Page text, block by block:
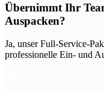
Übernimmt Ihr
Auspacken?
Ja, unser Full-Service-
professionelle Ein- und